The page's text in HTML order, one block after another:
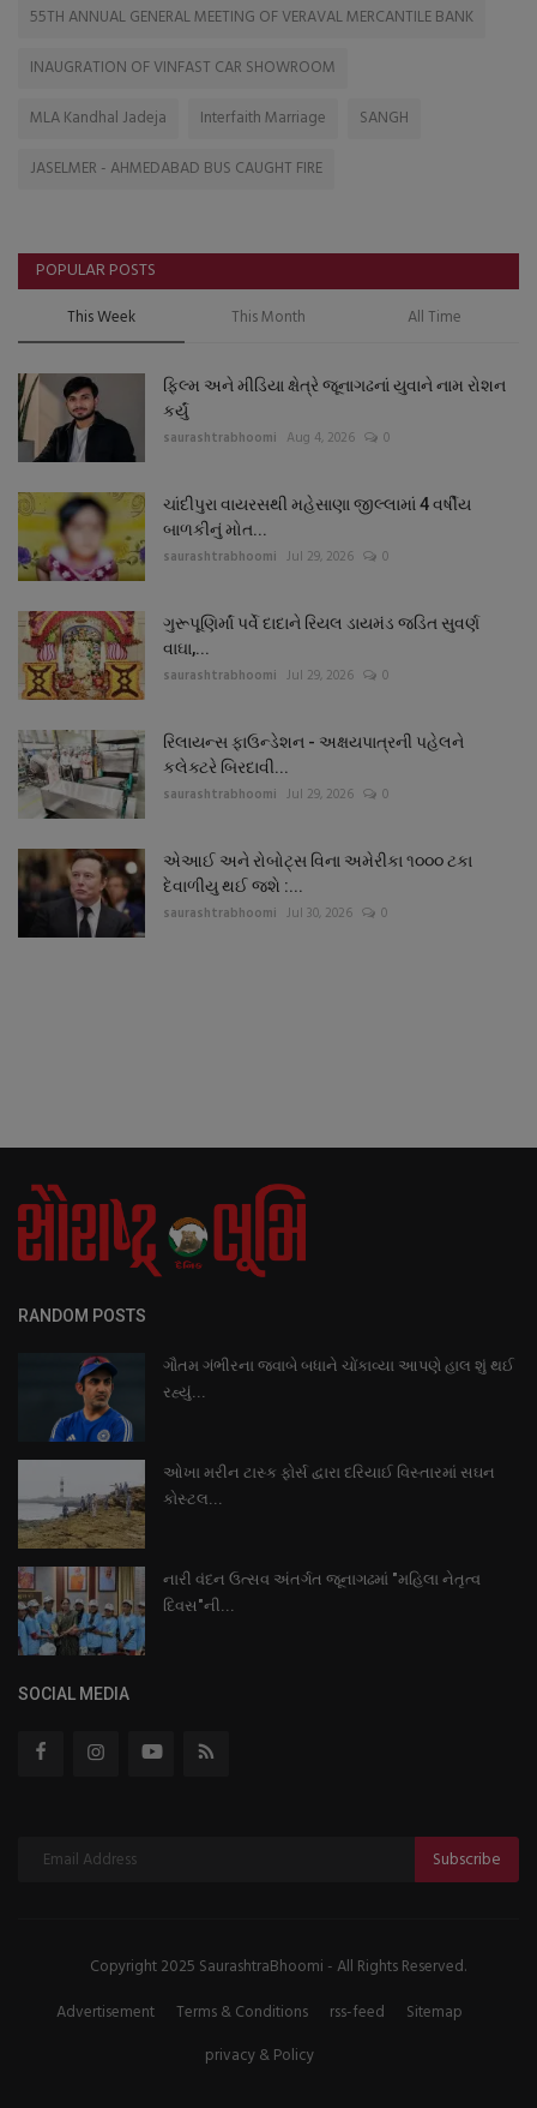
55TH ANNUAL GENERAL MEETING OF VERAVAL MERCANTILE BANK
INAUGRATION OF VINFAST CAR SHOWROOM
MLA Kandhal Jadeja
Interfaith Marriage
SANGH
JASELMER - AHMEDABAD BUS CAUGHT FIRE
POPULAR POSTS
This Week This Month All Time
ફિલ્મ અને મીડિયા ક્ષેત્રે જૂનાગઢનાં યુવાને નામ રોશન
કર્યું
saurashtrabhoomi Aug 4, 2026 0
ચાંદીપુરા વાયરસથી મહેસાણા જીલ્લામાં 4 વર્ષીય
બાળકીનું મોત...
saurashtrabhoomi Jul 29, 2026 0
ગુરૂપૂણિર્માં પર્વે દાદાને રિયલ ડાયમંડ જડિત સુવર્ણ
વાઘા,...
saurashtrabhoomi Jul 29, 2026 0
રિલાયન્સ ફાઉન્ડેશન - અક્ષયપાત્રની પહેલને
કલેક્ટરે બિરદાવી...
saurashtrabhoomi Jul 29, 2026 0
એઆઈ અને રોબોટ્સ વિના અમેરીકા ૧૦૦૦ ટકા
દેવાળીયુ થઈ જશે :...
saurashtrabhoomi Jul 30, 2026 0
RANDOM POSTS
ગૌતમ ગંભીરના જવાબે બધાને ચોંકાવ્યા આપણે હાલ શું થઈ
રહ્યું...
ઓખા મરીન ટાસ્ક ફોર્સ દ્વારા દરિયાઈ વિસ્તારમાં સઘન
કોસ્ટલ...
નારી વંદન ઉત્સવ અંતર્ગત જૂનાગઢમાં "મહિલા નેતૃત્વ
દિવસ"ની...
SOCIAL MEDIA
Subscribe
Copyright 2025 SaurashtraBhoomi - All Rights Reserved.
Advertisement
Terms & Conditions rss-feed
Sitemap
privacy & Policy